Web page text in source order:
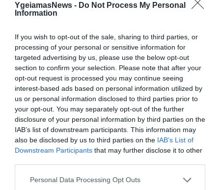
YgeiamasNews - Do Not Process My Personal
Information
If you wish to opt-out of the sale, sharing to third parties, or
processing of your personal or sensitive information for
targeted advertising by us, please use the below opt-out
section to confirm your selection. Please note that after your
opt-out request is processed you may continue seeing
interest-based ads based on personal information utilized by
us or personal information disclosed to third parties prior to
your opt-out. You may separately opt-out of the further
disclosure of your personal information by third parties on the
IAB’s list of downstream participants. This information may
also be disclosed by us to third parties on the IAB’s List of
Downstream Participants that may further disclose it to other
Please note that this website/app uses one or more Google
Personal Data Processing Opt Outs
Ενώ αντιθέτως στα κορίτσια η έλλειψη
του πατέρα δημιουργεί διαστρεβλωμένη
εικόνα για το αντρικό πρότυπο με
αποτέλεσμα να δυσκολεύονται στις
σχέσεις τους με το άλλο φύλο. Επίσης, τα
κορίτσια στρέφουν την επιθετικότητά
τους προς τον εαυτό τους, παρουσιάζουν
χαμηλή αυτοεκτίμηση, νιώθουν φόβο
εγκατάλειψης και απόρριψης από το
αντίθετο φύλο και αισθάνονται ενοχές
όταν η σχέση τους δεν εξελίσσεται σωστά,
παρόλο που μπορεί να μην ευθύνονται
εκείνες.